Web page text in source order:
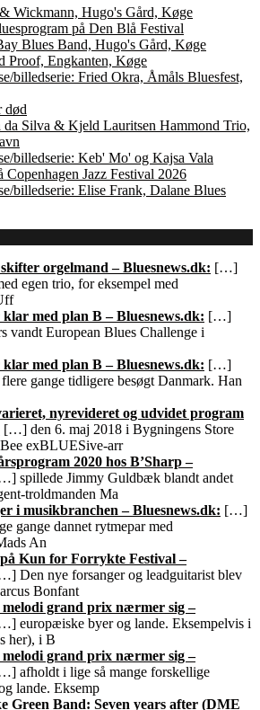
Wickmann, Hugo's Gård, Køge
på Den Blå Festival
Blues Band, Hugo's Gård, Køge
Proof, Engkanten, Køge
billedserie: Fried Okra, Åmåls Bluesfest,
død
da Silva & Kjeld Lauritsen Hammond Trio,
billedserie: Keb' Mo' og Kajsa Vala
Copenhagen Jazz Festival 2026
billedserie: Elise Frank, Dalane Blues
orgelmand – Bluesnews.dk: […]
egen trio, for eksempel med
klar med plan B – Bluesnews.dk: […]
vandt European Blues Challenge i
klar med plan B – Bluesnews.dk: […]
gange tidligere besøgt Danmark. Han
nyrevideret og udvidet program
[…] den 6. maj 2018 i Bygningens Store
exBLUESive-arr
2020 hos B’Sharp –
spillede Jimmy Guldbæk blandt andet
troldmanden Ma
i musikbranchen – Bluesnews.dk: […]
gange dannet rytmepar med
An
Kun for Forrykte Festival –
Den nye forsanger og leadguitarist blev
Bonfant
melodi grand prix nærmer sig –
europæiske byer og lande. Eksempelvis i
her), i B
melodi grand prix nærmer sig –
afholdt i lige så mange forskellige
lande. Eksemp
Green Band: Seven years after (DME